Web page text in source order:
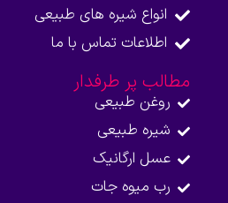
انواع شیره های طبیعی
اطلاعات تماس با ما​
مطالب پر طرفدار
روغن طبیعی
شیره طبیعی
عسل ارگانیک
رب میوه جات